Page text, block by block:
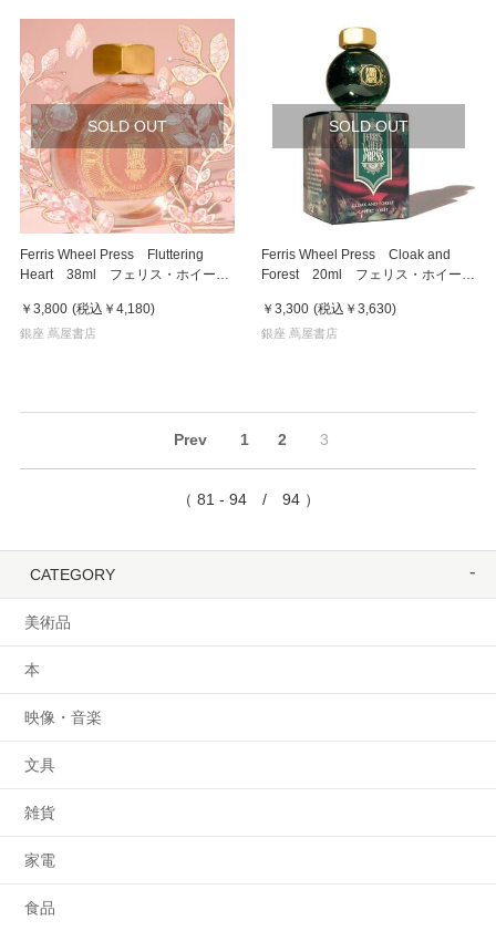
SOLD OUT
Ferris Wheel Press Fluttering
Heart 38ml フェリス・ホイー
￥3,800 (税込 ￥4,180)
銀座 蔦屋書店
SOLD OUT
Ferris Wheel Press Cloak and
Forest 20ml フェリス・ホイー
￥3,300 (税込 ￥3,630)
銀座 蔦屋書店
Prev 1 2 3
（ 81 - 94 / 94 ）
CATEGORY
美術品
本
映像・音楽
文具
雑貨
家電
食品